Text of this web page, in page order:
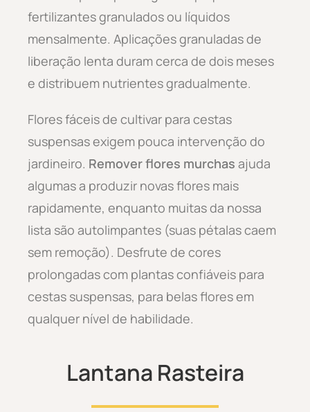
fertilizantes granulados ou líquidos
mensalmente. Aplicações granuladas de
liberação lenta duram cerca de dois meses
e distribuem nutrientes gradualmente.
Flores fáceis de cultivar para cestas
suspensas exigem pouca intervenção do
jardineiro. Remover flores murchas ajuda
algumas a produzir novas flores mais
rapidamente, enquanto muitas da nossa
lista são autolimpantes (suas pétalas caem
sem remoção). Desfrute de cores
prolongadas com plantas confiáveis para
cestas suspensas, para belas flores em
qualquer nível de habilidade.
Lantana Rasteira